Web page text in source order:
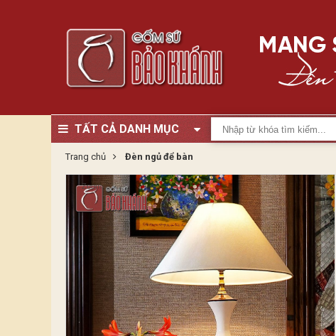
TẤT CẢ DANH MỤC
Trang chủ Đèn ngủ để bàn
Zoom